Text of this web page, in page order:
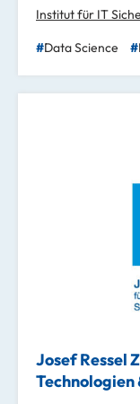
Institut für IT
Data Science
Josef Ressel